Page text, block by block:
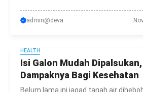
admin@deva
HEALTH
Isi Galon Mudah
Dampaknya Bagi Kesehatan
Belum lama ini jagad tanah air